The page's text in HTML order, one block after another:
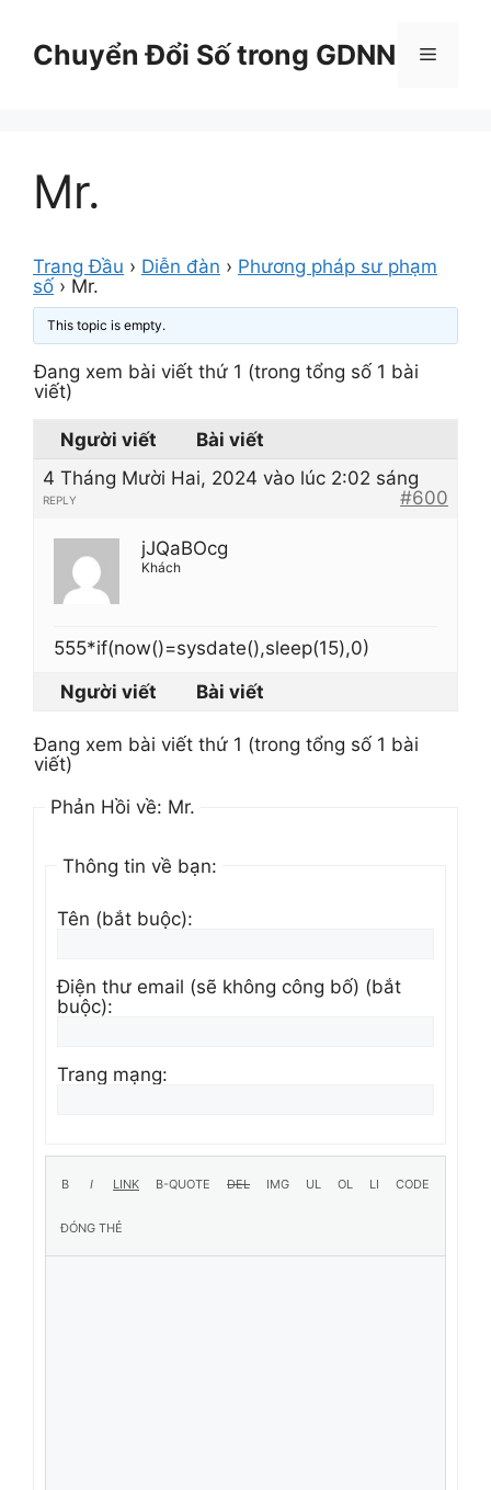
Chuyển Đổi Số trong GDNN Menu
Mr.
Trang Đầu › Diễn đàn › Phương pháp sư phạm
số › Mr.
This topic is empty.
Đang xem bài viết thứ 1 (trong tổng số 1 bài
viết)
Người viết
Bài viết
4 Tháng Mười Hai, 2024 vào lúc 2:02 sáng
#600
REPLY
jJQaBOcg
Khách
555*if(now()=sysdate(),sleep(15),0)
Người viết
Bài viết
Đang xem bài viết thứ 1 (trong tổng số 1 bài
viết)
Phản Hồi về: Mr.
Thông tin về bạn:
Tên (bắt buộc):
Điện thư email (sẽ không công bố) (bắt
buộc):
Trang mạng: